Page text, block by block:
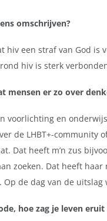
omschrijven?
hiv een straf van God
hiv is sterk
mensen er zo over
voorlichting en
de LHBT+-community
Dat heeft m’n zus
zoeken. Dat heeft
de dag van de uitslag
hoe zag je leven